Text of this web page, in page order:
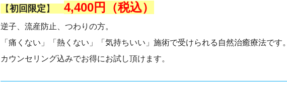
【初回限定 】 4,400円（税込）
逆子、流産防止、つわりの方。
「痛くない」「熱くない」「気持ちいい」施術で受けられる自然治癒療法です。
カウンセリング込みでお得にお試し頂けます。